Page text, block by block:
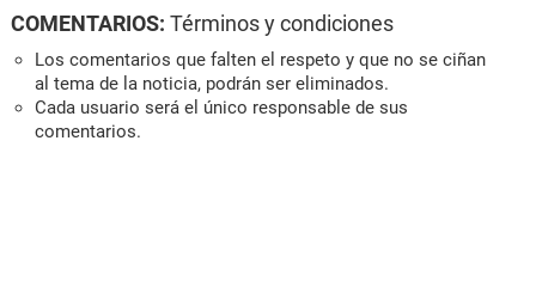
COMENTARIOS: Términos y condiciones
Los comentarios que falten el respeto y que no se ciñan
al tema de la noticia, podrán ser eliminados.
Cada usuario será el único responsable de sus
comentarios.